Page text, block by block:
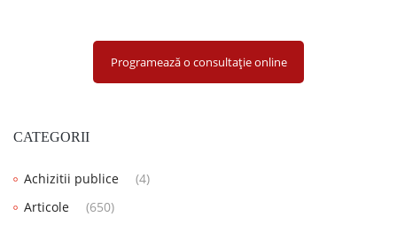
Programează o consultație online
CATEGORII
Achizitii publice
(4)
Articole
(650)